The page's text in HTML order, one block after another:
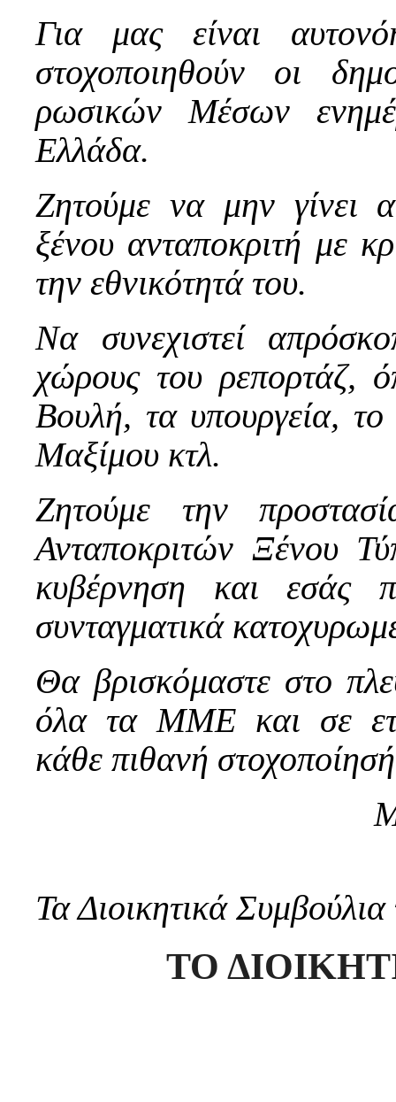
Για μας είναι
στοχοποιηθούν οι
ρωσικών Μέσων
Ελλάδα.
Ζητούμε να μην γίνει
ξένου ανταποκριτή με
την εθνικότητά του.
Να συνεχιστεί
χώρους του ρεπορτάζ,
Βουλή, τα υπουργεία,
Μαξίμου κτλ.
Ζητούμε την
Ανταποκριτών Ξένου
κυβέρνηση και εσάς
συνταγματικά
Θα βρισκόμαστε στο
όλα τα ΜΜΕ και σε
κάθε πιθανή
Τα Διοικητικά
ΤΟ